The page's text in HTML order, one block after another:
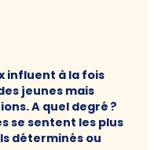
influent à la fois
jeunes mais
A quel degré ?
se sentent les plus
déterminés ou